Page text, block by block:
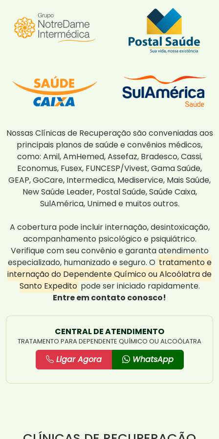
Nossas Clínicas de Recuperação são conveniadas aos
principais planos de saúde e convênios médicos,
como: Amil, AmHemed, Assefaz, Bradesco, Cassi,
Economus, Fusex, FUNCESP/Vivest, Gama Saúde,
GEAP, GoCare, Intermedica, Mediservice, Mais Saúde,
New Saúde Leader, Postal Saúde, Saúde Caixa,
SulAmérica, Unimed e muitos outros.
A cobertura pode incluir internação, desintoxicação,
acompanhamento psicológico e psiquiátrico.
Verifique com seu convênio e garanta atendimento
especializado, humanizado e seguro. O tratamento e
internação do Dependente Químico ou Alcoólatra de
Santo Expedito pode ser iniciado rapidamente.
Entre em contato conosco!
CENTRAL DE ATENDIMENTO
TRATAMENTO PARA DEPENDENTE QUÍMICO OU ALCOÓLATRA
Ligar Agora WhatsApp